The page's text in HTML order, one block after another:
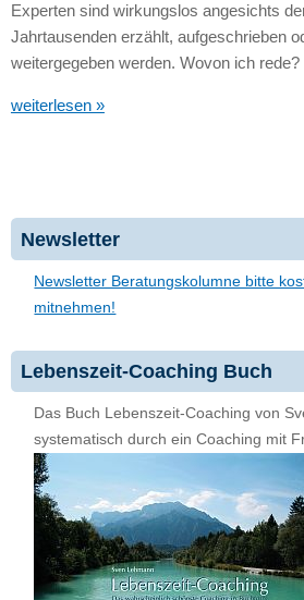
Experten sind wirkungslos angesichts
Jahrtausenden erzählt, aufgeschrieben
weitergegeben werden. Wovon ich rede?
weiterlesen »
Newsletter
Newsletter Beratungskolumne bitte
mitnehmen!
Lebenszeit-Coaching Buch
Das Buch Lebenszeit-Coaching von
systematisch durch ein Coaching mit